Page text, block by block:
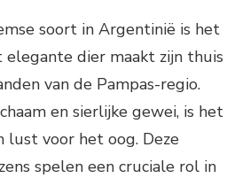
soort in Argentinië is het
elegante dier maakt zijn thuis
van de Pampas-regio.
en sierlijke gewei, is het
lust voor het oog. Deze
spelen een cruciale rol in